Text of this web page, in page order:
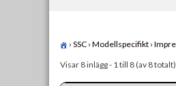
› SSC › Modellspecifikt ›
Visar 8 inlägg - 1 till 8 (av 8 totalt)